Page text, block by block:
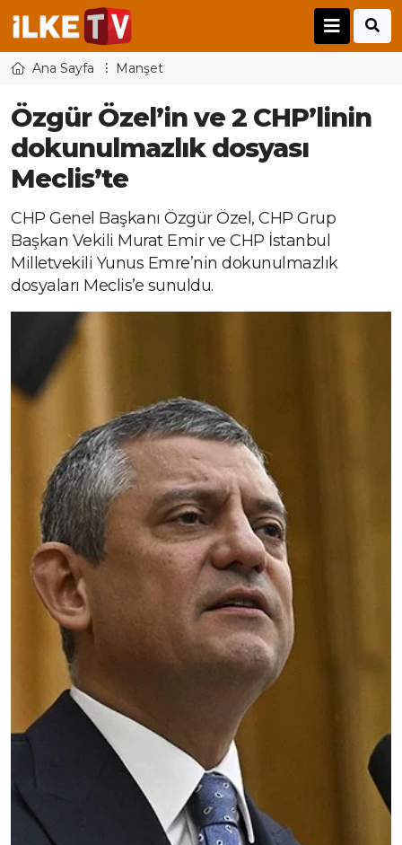
Ana Sayfa Manşet
Özgür Özel’in ve 2 CHP’linin
dokunulmazlık dosyası
Meclis’te
CHP Genel Başkanı Özgür Özel, CHP Grup
Başkan Vekili Murat Emir ve CHP İstanbul
Milletvekili Yunus Emre’nin dokunulmazlık
dosyaları Meclis’e sunuldu.